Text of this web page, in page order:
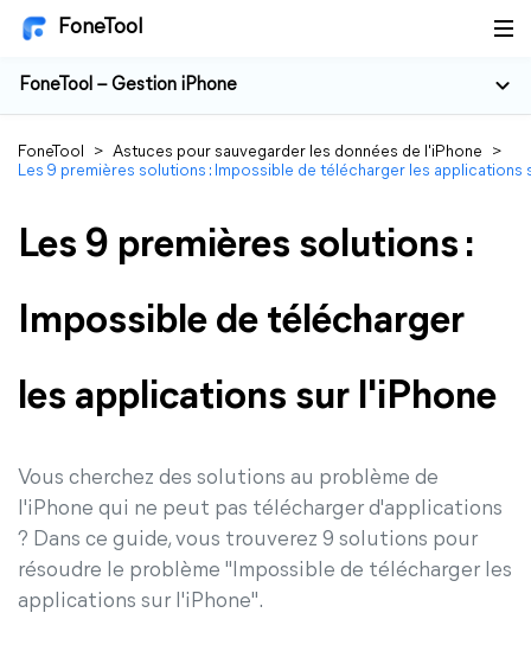
FoneTool
FoneTool – Gestion iPhone
FoneTool > Astuces pour sauvegarder les données de l'iPhone
>
Les 9 premières solutions : Impossible de télécharger les applications
Les 9 premières solutions :
Impossible de télécharger
les applications sur l'iPhone
Vous cherchez des solutions au problème de
l'iPhone qui ne peut pas télécharger d'applications
? Dans ce guide, vous trouverez 9 solutions pour
résoudre le problème "Impossible de télécharger les
applications sur l'iPhone".